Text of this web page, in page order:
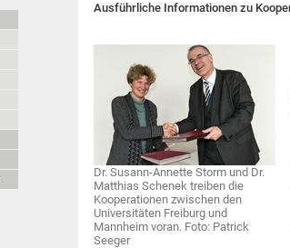
Ausführliche Informationen zu
Dr. Susann-Annette Storm und Dr.
Matthias Schenek treiben die
Kooperationen zwischen den
Universitäten Freiburg und
Mannheim voran. Foto: Patrick
Seeger